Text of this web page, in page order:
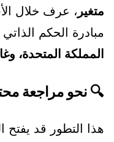
متغير ، عرف خلال
مبادرة الحكم
المملكة المتحدة،
🔍 نحو مراجعة
هذا التطور قد يفتح